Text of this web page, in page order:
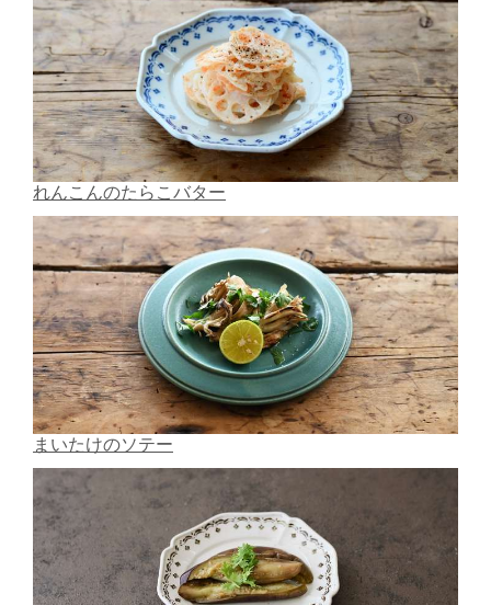
れんこんのたらこバター
まいたけのソテー